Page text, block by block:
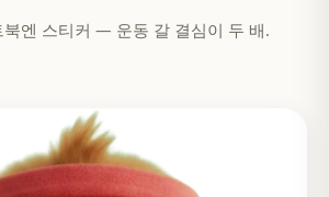
북엔 스티커 — 운동 갈 결심이 두 배.